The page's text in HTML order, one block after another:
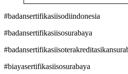
#badansertifikasiisodiindonesia
#badansertifikasiisosurabaya
#biayasertifikasiisosurabaya